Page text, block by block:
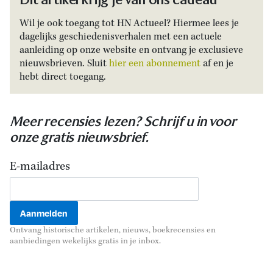
Wil je ook toegang tot HN Actueel? Hiermee lees je
dagelijks geschiedenisverhalen met een actuele
aanleiding op onze website en ontvang je exclusieve
nieuwsbrieven. Sluithier een abonnementaf en je
hebt direct toegang.
Meer recensies lezen? Schrijf u in voor
onze gratis nieuwsbrief.
E-mailadres
Ontvang historische artikelen, nieuws, boekrecensies en
aanbiedingen wekelijks gratis in je inbox.